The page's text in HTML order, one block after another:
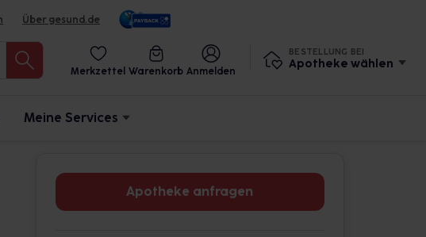
Über gesund.de
Merkzettel Warenkorb Anmelden
BESTELLUNG BEI
Apotheke wählen
Meine Services
Apotheke anfragen